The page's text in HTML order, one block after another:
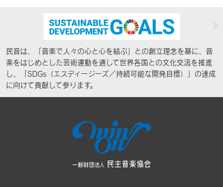
民音は、「音楽で人々の心と心を結ぶ」との創立理念を基に、音
楽をはじめとした芸術運動を通して世界各国との文化交流を推進
し、「SDGs（エスディージーズ／持続可能な開発目標）」の達成
に向けて貢献して参ります。